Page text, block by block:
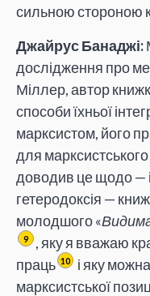
сильною стороною
Джайрус Банаджі:
дослідження про
Міллер, автор
способи їхньої
марксистом, його
для
доводив це щодо —
гетеродоксія —
молодшого «
9
, яку я вважаю
праць 10
і яку
марксистської